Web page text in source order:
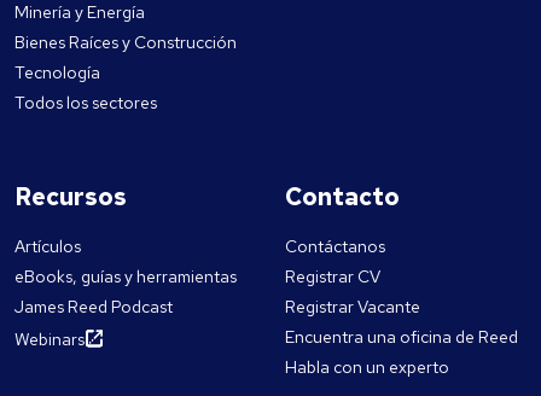
Minería y Energía
Bienes Raíces y Construcción
Tecnología
Todos los sectores
Recursos
Artículos
eBooks, guías y herramientas
James Reed Podcast
Webinars
Contacto
Contáctanos
Registrar CV
Registrar Vacante
Encuentra una oficina de Reed
Habla con un experto